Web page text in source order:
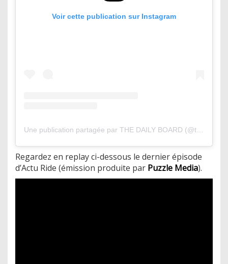
Voir cette publication sur Instagram
Regardez en replay ci-dessous le dernier épisode
d’Actu Ride (émission produite par Puzzle Media).